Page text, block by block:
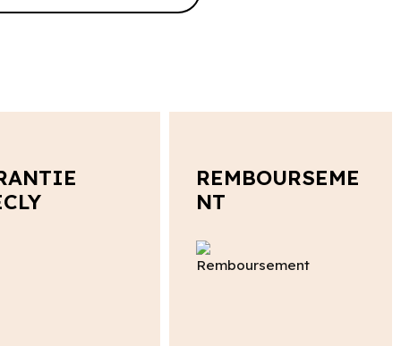
REMBOURSEME
NT